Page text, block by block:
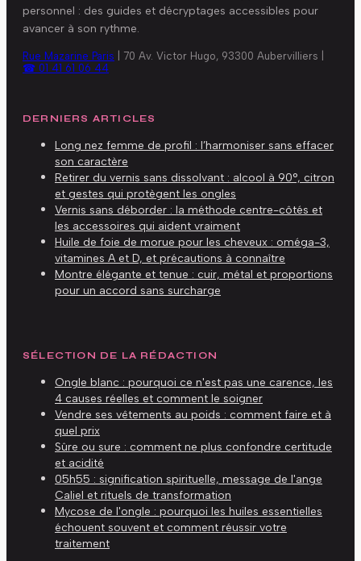
personnel : des guides et décryptages accessibles pour
avancer à son rythme.
Rue Mazarine Paris 70 Av. Victor Hugo, 93300 Aubervilliers
☎ 01 41 61 06 44
DERNIERS ARTICLES
Long nez femme de profil : l’harmoniser sans effacer
son caractère
Retirer du vernis sans dissolvant : alcool à 90°, citron
et gestes qui protègent les ongles
Vernis sans déborder : la méthode centre-côtés et
les accessoires qui aident vraiment
Huile de foie de morue pour les cheveux : oméga-3,
vitamines A et D, et précautions à connaître
Montre élégante et tenue : cuir, métal et proportions
pour un accord sans surcharge
SÉLECTION DE LA RÉDACTION
Ongle blanc : pourquoi ce n'est pas une carence, les
4 causes réelles et comment le soigner
Vendre ses vêtements au poids : comment faire et à
quel prix
Sûre ou sure : comment ne plus confondre certitude
et acidité
05h55 : signification spirituelle, message de l'ange
Caliel et rituels de transformation
Mycose de l'ongle : pourquoi les huiles essentielles
échouent souvent et comment réussir votre
traitement